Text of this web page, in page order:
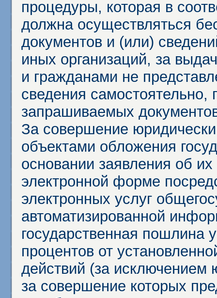
процедуры, которая в
должна осуществляться
документов и (или)
иных организаций, за
и гражданами не
сведения
запрашиваемых
За совершение
объектами обложения
основании заявления об
электронной форме
электронных услуг
автоматизированной
государственная пошлина
процентов от
действий (за исключением
за совершение которых